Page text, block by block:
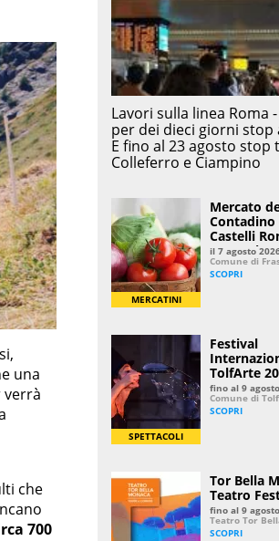
una
verrà
che
700